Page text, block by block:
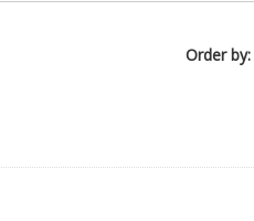
Order by